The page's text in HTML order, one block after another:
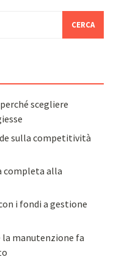
scegliere
sulla competitività
completa alla
i fondi a gestione
manutenzione fa